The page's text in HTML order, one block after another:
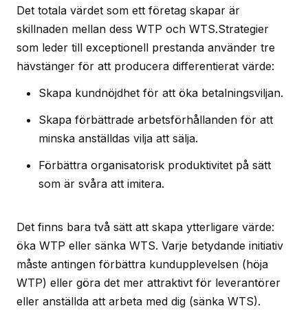
Det totala värdet som ett företag skapar är
skillnaden mellan dess WTP och WTS.Strategier
som leder till exceptionell prestanda använder tre
hävstänger för att producera differentierat värde:
Skapa kundnöjdhet för att öka betalningsviljan.
Skapa förbättrade arbetsförhållanden för att
minska anställdas vilja att sälja.
Förbättra organisatorisk produktivitet på sätt
som är svåra att imitera.
Det finns bara två sätt att skapa ytterligare värde:
öka WTP eller sänka WTS. Varje betydande initiativ
måste antingen förbättra kundupplevelsen (höja
WTP) eller göra det mer attraktivt för leverantörer
eller anställda att arbeta med dig (sänka WTS).